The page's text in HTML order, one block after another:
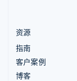
资源
指南
客户案例
博客